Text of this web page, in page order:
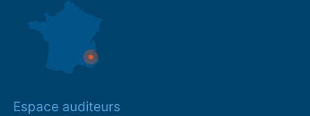
Espace auditeurs